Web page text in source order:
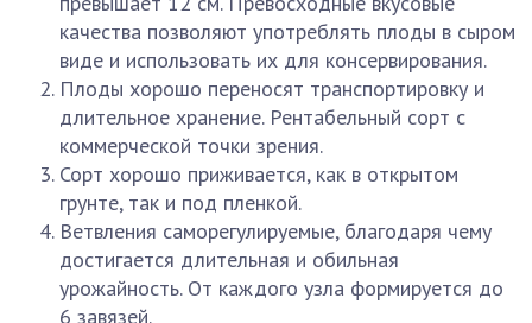
качества позволяют употреблять плоды в сыром
виде и использовать их для консервирования.
Плоды хорошо переносят транспортировку и
длительное хранение. Рентабельный сорт с
коммерческой точки зрения.
Сорт хорошо приживается, как в открытом
грунте, так и под пленкой.
Ветвления саморегулируемые, благодаря чему
достигается длительная и обильная
урожайность. От каждого узла формируется до
6 завязей.